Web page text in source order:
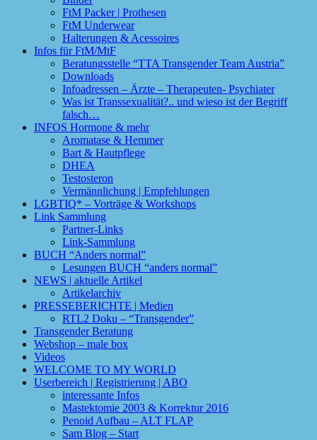
FtM Packer | Prothesen
FtM Underwear
Halterungen & Acessoires
Infos für FtM/MtF
Beratungsstelle “TTA Transgender Team Austria”
Downloads
Infoadressen – Ärzte – Therapeuten- Psychiater
Was ist Transsexualität?.. und wieso ist der Begriff
falsch…
INFOS Hormone & mehr
Aromatase & Hemmer
Bart & Hautpflege
DHEA
Testosteron
Vermännlichung | Empfehlungen
LGBTIQ* – Vorträge & Workshops
Link Sammlung
Partner-Links
Link-Sammlung
BUCH “Anders normal”
Lesungen BUCH “anders normal”
NEWS | aktuelle Artikel
Artikelarchiv
PRESSEBERICHTE | Medien
RTL2 Doku – “Transgender”
Transgender Beratung
Webshop – male box
Videos
WELCOME TO MY WORLD
Userbereich | Registrierung | ABO
interessante Infos
Mastektomie 2003 & Korrektur 2016
Penoid Aufbau – ALT FLAP
Sam Blog – Start